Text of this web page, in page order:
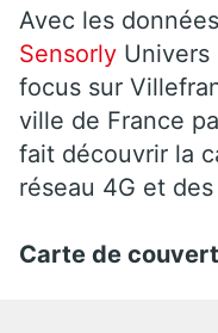
Avec les
Sensorly Univers
focus sur
ville de France
fait découvrir la
réseau 4G et
Carte de